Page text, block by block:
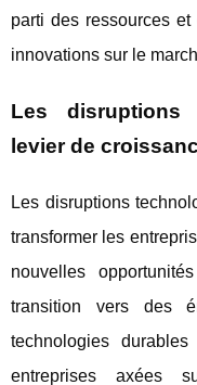
parti des ressources
innovations sur le
Les disruptions
levier de
Les disruptions
transformer les
nouvelles
transition vers des
technologies
entreprises axées